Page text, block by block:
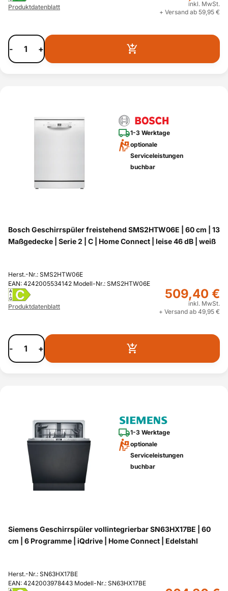
Produktdatenblatt
inkl. MwSt.
+ Versand ab 59,95 €
- +
1-3 Werktage
optionale
Serviceleistungen
buchbar
Bosch Geschirrspüler freistehend SMS2HTW06E | 60 cm | 13
Maßgedecke | Serie 2 | C | Home Connect | leise 46 dB | weiß
Herst.-Nr.: SMS2HTW06E
EAN: 4242005534142 Modell-Nr.: SMS2HTW06E
A
G
C
Produktdatenblatt
509,40 €
inkl. MwSt.
+ Versand ab 49,95 €
- +
1-3 Werktage
optionale
Serviceleistungen
buchbar
Siemens Geschirrspüler vollintegrierbar SN63HX17BE | 60
cm | 6 Programme | iQdrive | Home Connect | Edelstahl
Herst.-Nr.: SN63HX17BE
EAN: 4242003978443 Modell-Nr.: SN63HX17BE